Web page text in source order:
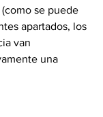
se puede
apartados, los
van
una